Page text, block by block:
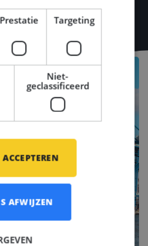
Prestatie Targeting
Niet-
geclassificeerd
AFWIJZEN